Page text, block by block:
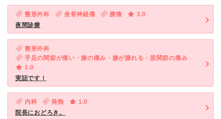
整形外科 坐骨神経痛 腰痛
3.0
夜間診療
整形外科
手足の関節が痛い・膝の痛み・膝が腫れる・股関節の痛み
1.0
実話です！
内科 発熱
1.0
院長におどろき。